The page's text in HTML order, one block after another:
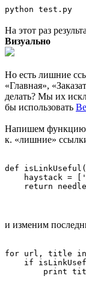
python test.py
На этот раз
Визуально
Но есть лишние
«Главная»,
делать? Мы их
бы использовать
Напишем функцию
к. «лишние»
def
haystack =
и изменим
for url, title in
if